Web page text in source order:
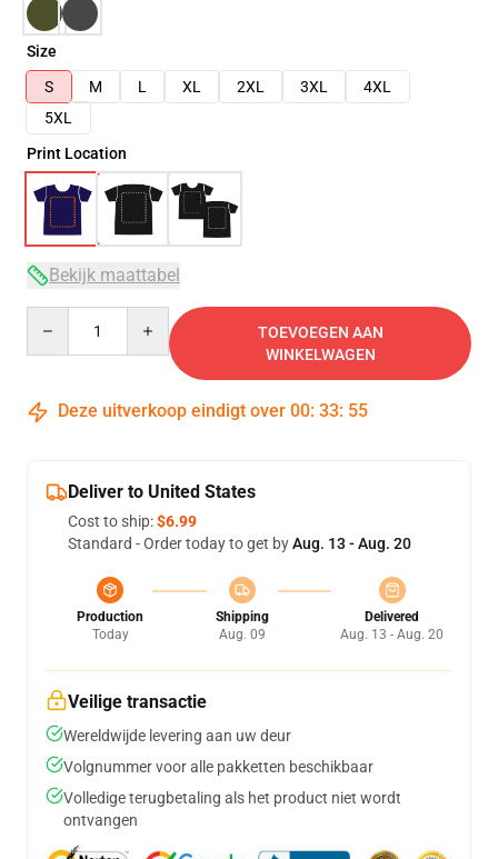
Size
S
M L XL 2XL 3XL
4XL
5XL
Print Location
Bekijk maattabel
TOEVOEGEN AAN
WINKELWAGEN
Deze uitverkoop eindigt over 00: 33: 54
Deliver to United States
Cost to ship:$6.99
Standard - Order today to get byAug. 13 - Aug. 20
Production
Today
Shipping
Aug. 09
Delivered
Aug. 13 - Aug. 20
Veilige transactie
Wereldwijde levering aan uw deur
Volgnummer voor alle pakketten beschikbaar
Volledige terugbetaling als het product niet wordt
ontvangen